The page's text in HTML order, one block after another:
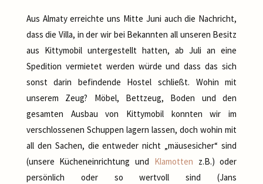
Aus Almaty erreichte uns Mitte Juni auch die Nachricht,
dass die Villa, in der wir bei Bekannten all unseren Besitz
aus Kittymobil untergestellt hatten, ab Juli an eine
Spedition vermietet werden würde und dass das sich
sonst darin befindende Hostel schließt. Wohin mit
unserem Zeug? Möbel, Bettzeug, Boden und den
gesamten Ausbau von Kittymobil konnten wir im
verschlossenen Schuppen lagern lassen, doch wohin mit
all den Sachen, die entweder nicht „mäusesicher“ sind
(unsere Kücheneinrichtung und Klamotten z.B.) oder
persönlich oder so wertvoll sind (Jans